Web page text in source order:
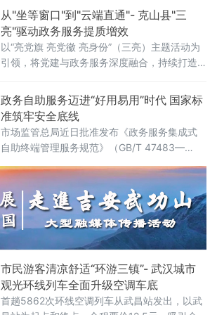
行，全力做好基础性、普惠性、兜底性民生建
设，解决好人民群众急难
从"坐等窗口"到"云端直通"- 克山县"三
亮"驱动政务服务提质增效
以“亮党旗 亮党徽 亮身份”（三亮）主题活动为
引领，将党建与政务服务深度融合，持续打造
答疑、代办帮办等务实举措，将政务服务从“窗
口”搬到“云端”、从“被动”转向“主动”，以服务方
式的系统性变革，有力回应了群众对高效、便
捷、暖心政务服务的殷切期盼。活动
政务自助服务迈进“好用易用”时代 国家标
准筑牢安全底线
市场监管总局近日批准发布《政务服务集成式
自助终端管理服务规范》（GB/T 47483—
实施。这是我国政务服务领域出台的首个针对
集成式自助终端的国家标准，标志着各地自助
终端建设有了统一标尺，政务服务正式迈进标
准化、规范化、便利化新阶段。从“单打独
斗”到“集成服务”，统一标尺破除部门壁垒近年
市民游客清凉舒适“环游三镇”- 武汉城市
观光环线列车全面升级空调车底
首趟5862次环线空调列车从武昌站发出，以武